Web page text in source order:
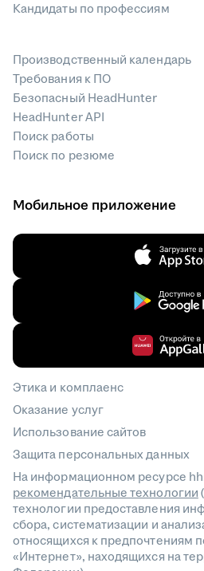
Кандидаты по профессиям
Производственный календарь
Требования к ПО
Безопасный HeadHunter
HeadHunter API
Поиск работы
Поиск по резюме
Мобильное приложение
Этика и комплаенс
Оказание услуг
Использование сайтов
Защита персональных данных
На информационном ресурсе
рекомендательные технологии
технологии предоставления
сбора, систематизации и
относящихся к предпочтениям
«Интернет», находящихся на